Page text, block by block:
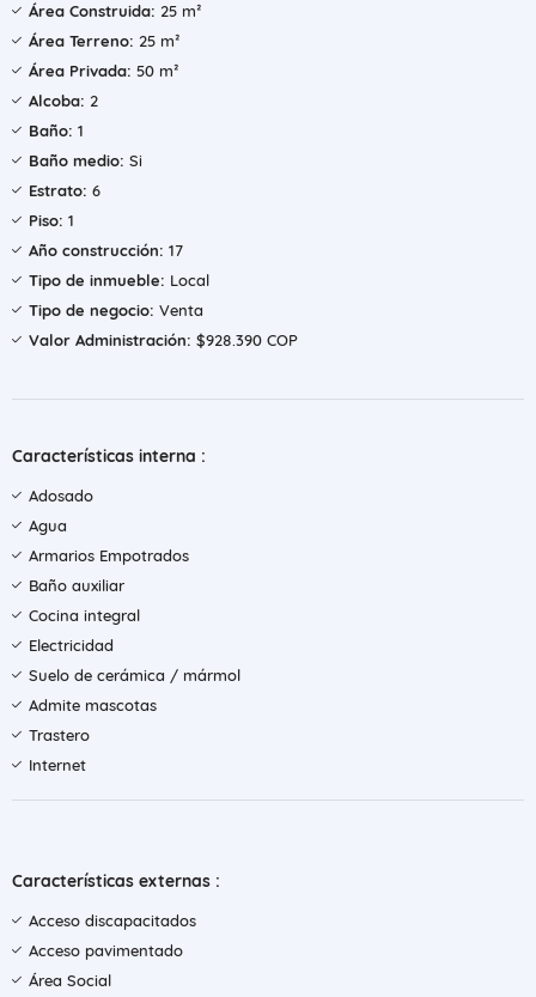
Área Construida: 25 m²
Área Terreno: 25 m²
Área Privada: 50 m²
Alcoba: 2
Baño: 1
Baño medio: Si
Estrato: 6
Piso: 1
Año construcción: 17
Tipo de inmueble: Local
Tipo de negocio: Venta
Valor Administración: $928.390 COP
Características interna :
Adosado
Agua
Armarios Empotrados
Baño auxiliar
Cocina integral
Electricidad
Suelo de cerámica / mármol
Admite mascotas
Trastero
Internet
Características externas :
Acceso discapacitados
Acceso pavimentado
Área Social